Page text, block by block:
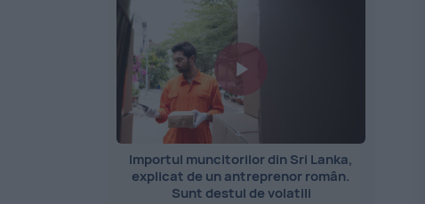
Importul muncitorilor din Sri Lanka,
explicat de un antreprenor român.
Sunt destul de volatili